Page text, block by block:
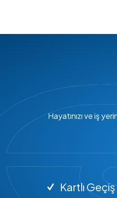
Hayatınızı ve iş
Kartlı